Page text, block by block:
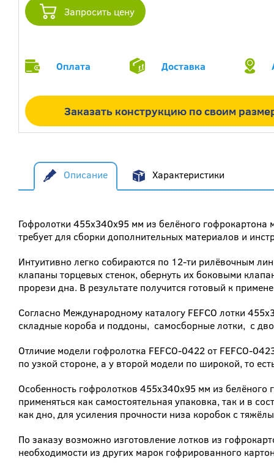
Запросить цену
Оплата Доставка
Заказать конструкцию по своим
Описание Характеристики
Гофролотки 455x340x95 мм из белёного гофрокартона
требует для сборки дополнительных материалов и
Интуитивно легко собираются по 12-ти рилёвочным
клапаны торцевых стенок, обернуть их боковыми
прорези дна. В результате получится готовый к
Согласно Международному каталогу FEFCO лотки
складные короба и поддоны, самосборные лотки, с
Отличие модели гофролотка FEFCO-0422 от FEFCO-
по узкой стороне, а у второй модели по широкой, то
Особенность гофролотков 455x340x95 мм из белёного
применяться как самостоятельная упаковка, так и в
как дно, для усиления прочности низа коробок с
По заказу возможно изготовление лотков из
необходимости из других марок гофрированного